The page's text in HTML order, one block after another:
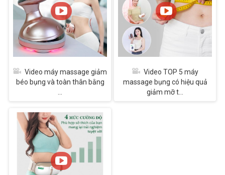
Video máy massage giảm
béo bụng và toàn thân bằng
Video TOP 5 máy
massage bụng có hiệu quả
giảm mỡ t...